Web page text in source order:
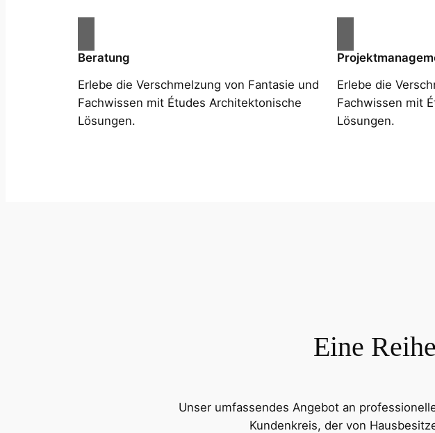
Beratung
Erlebe die Verschmelzung von Fantasie und
Fachwissen mit Études Architektonische
Lösungen.
Erlebe die
Fachwissen mit
Lösungen.
Eine
Unser umfassendes Angebot an
Kundenkreis, der von